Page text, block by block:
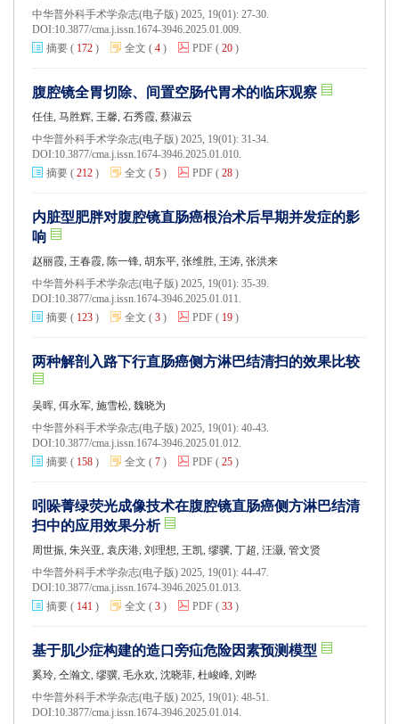
中华普外科手术学杂志(电子版) 2025, 19(01): 27-30.
DOI:10.3877/cma.j.issn.1674-3946.2025.01.009.
摘要 ( 172 ) 全文 ( 4 ) PDF ( 20 )
腹腔镜全胃切除、间置空肠代胃术的临床观察
任佳, 马胜辉, 王馨, 石秀霞, 蔡淑云
中华普外科手术学杂志(电子版) 2025, 19(01): 31-34.
DOI:10.3877/cma.j.issn.1674-3946.2025.01.010.
摘要 ( 212 ) 全文 ( 5 ) PDF ( 28 )
内脏型肥胖对腹腔镜直肠癌根治术后早期并发症的影
响
赵丽霞, 王春霞, 陈一锋, 胡东平, 张维胜, 王涛, 张洪来
中华普外科手术学杂志(电子版) 2025, 19(01): 35-39.
DOI:10.3877/cma.j.issn.1674-3946.2025.01.011.
摘要 ( 123 ) 全文 ( 3 ) PDF ( 19 )
两种解剖入路下行直肠癌侧方淋巴结清扫的效果比较
吴晖, 佴永军, 施雪松, 魏晓为
中华普外科手术学杂志(电子版) 2025, 19(01): 40-43.
DOI:10.3877/cma.j.issn.1674-3946.2025.01.012.
摘要 ( 158 ) 全文 ( 7 ) PDF ( 25 )
吲哚菁绿荧光成像技术在腹腔镜直肠癌侧方淋巴结清
扫中的应用效果分析
周世振, 朱兴亚, 袁庆港, 刘理想, 王凯, 缪骥, 丁超, 汪灏, 管文贤
中华普外科手术学杂志(电子版) 2025, 19(01): 44-47.
DOI:10.3877/cma.j.issn.1674-3946.2025.01.013.
摘要 ( 141 ) 全文 ( 3 ) PDF ( 33 )
基于肌少症构建的造口旁疝危险因素预测模型
奚玲, 仝瀚文, 缪骥, 毛永欢, 沈晓菲, 杜峻峰, 刘晔
中华普外科手术学杂志(电子版) 2025, 19(01): 48-51.
DOI:10.3877/cma.j.issn.1674-3946.2025.01.014.